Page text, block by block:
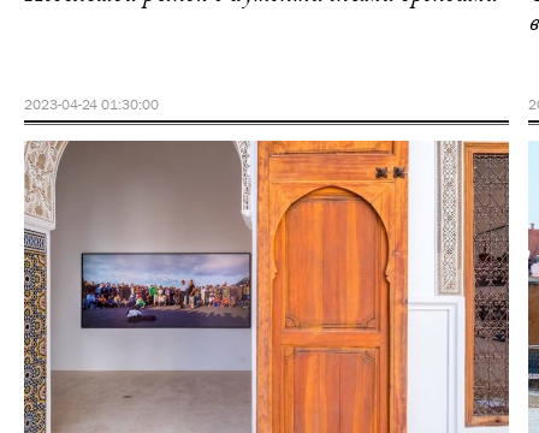
2023-04-24 01:30:00
среда